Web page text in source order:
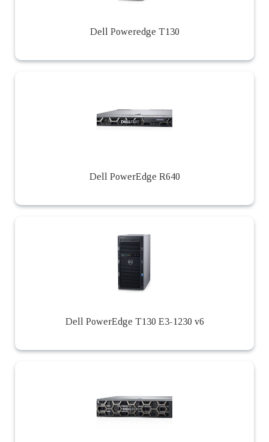
Dell Poweredge T130
Dell PowerEdge R640
Dell PowerEdge T130 E3-1230 v6